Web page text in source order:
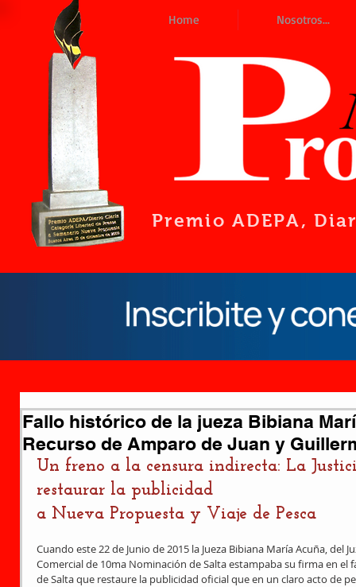
Home Nosotros...
Premio ADEPA,
Fallo histórico de la jueza Bibiana
Recurso de Amparo de Juan y
Un freno a la censura indirecta: La
restaurar la publicidad
a Nueva Propuesta y Viaje de Pesca
Cuando este 22 de Junio de 2015 la Jueza Bibiana María Acuña, del
Comercial de 10ma Nominación de Salta estampaba su firma en
de Salta que restaure la publicidad oficial que en un claro acto de